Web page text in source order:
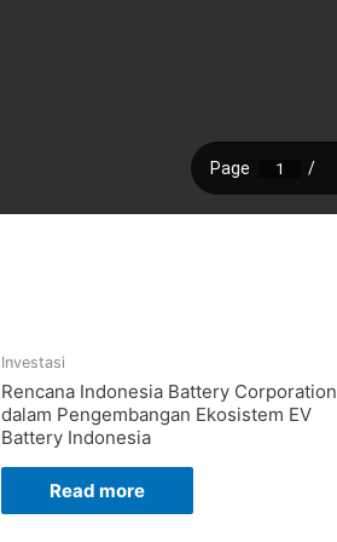
Investasi
Rencana Indonesia Battery Corporation
dalam Pengembangan Ekosistem EV
Battery Indonesia
Read more